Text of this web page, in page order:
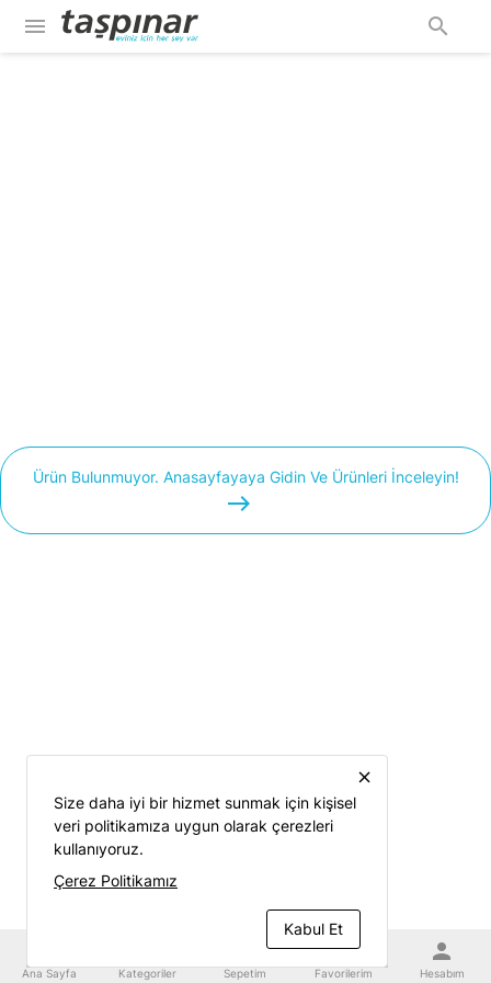
menu search
Ürün Bulunmuyor. Anasayfayaya Gidin Ve Ürünleri İnceleyin!
easts
Ana Sayfa Kategoriler Sepetim
favorite
Favorilerim
person
Hesabım
close
Size daha iyi bir hizmet sunmak için kişisel
veri politikamıza uygun olarak çerezleri
kullanıyoruz.
Çerez Politikamız
Kabul Et